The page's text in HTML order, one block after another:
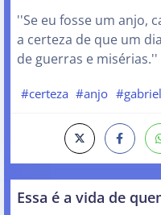
''Se eu fosse um anjo,
a certeza de que um
de guerras e misérias.''
#certeza #anjo
Essa é a vida de